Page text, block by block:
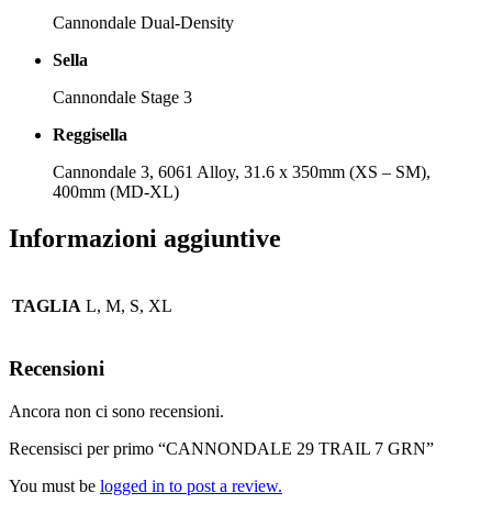
Cannondale Dual-Density
Sella
Cannondale Stage 3
Reggisella
Cannondale 3, 6061 Alloy, 31.6 x 350mm (XS – SM),
400mm (MD-XL)
Informazioni aggiuntive
TAGLIA L, M, S, XL
Recensioni
Ancora non ci sono recensioni.
Recensisci per primo “CANNONDALE 29 TRAIL 7 GRN”
You must be logged in to post a review.